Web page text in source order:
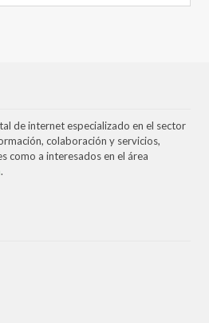
de internet especializado en el sector
colaboración y servicios,
como a interesados en el área
.